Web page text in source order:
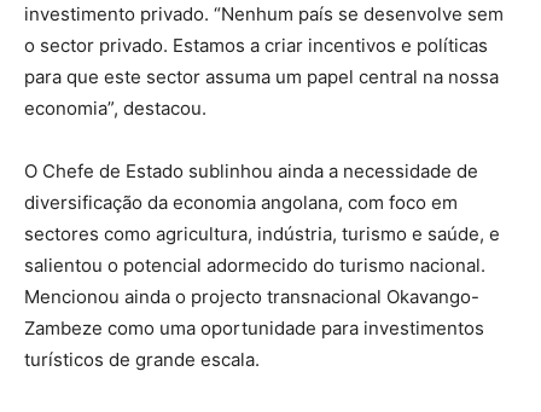
investimento privado. “Nenhum país se desenvolve sem
o sector privado. Estamos a criar incentivos e políticas
para que este sector assuma um papel central na nossa
economia”, destacou.
O Chefe de Estado sublinhou ainda a necessidade de
diversificação da economia angolana, com foco em
sectores como agricultura, indústria, turismo e saúde, e
salientou o potencial adormecido do turismo nacional.
Mencionou ainda o projecto transnacional Okavango-
Zambeze como uma oportunidade para investimentos
turísticos de grande escala.